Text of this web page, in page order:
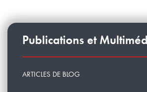
Publications et
ARTICLES DE BLOG